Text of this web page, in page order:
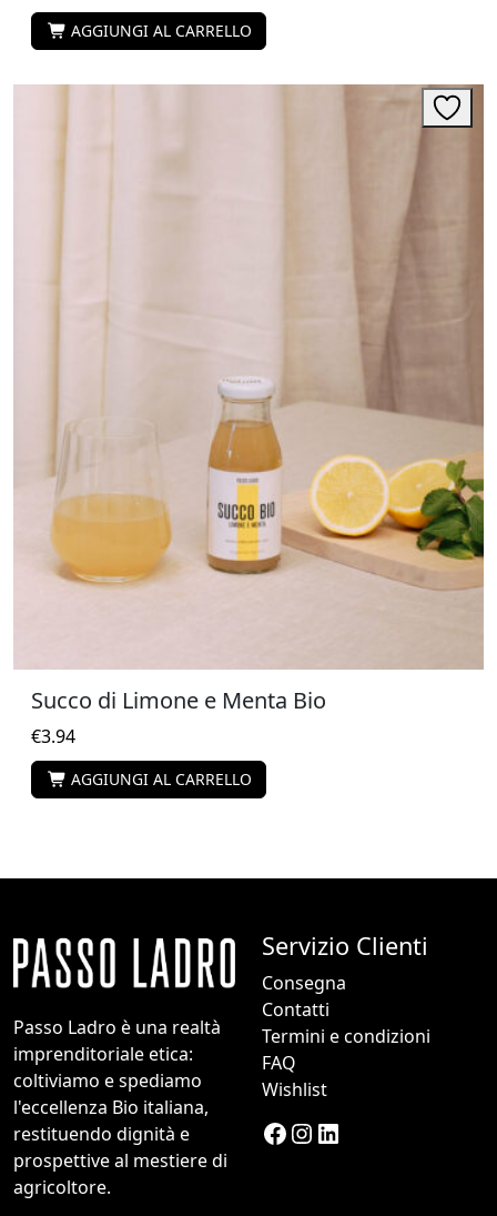
AGGIUNGI AL CARRELLO
Succo di Limone e Menta Bio
€3.94
AGGIUNGI AL CARRELLO
Passo Ladro è una realtà
imprenditoriale etica:
coltiviamo e spediamo
l'eccellenza Bio italiana,
restituendo dignità e
prospettive al mestiere di
agricoltore.
Servizio Clienti
Consegna
Contatti
Termini e condizioni
FAQ
Wishlist
Facebook InstagramLinkedIn